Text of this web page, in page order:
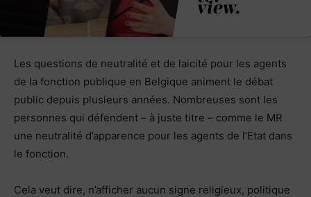
Les questions de neutralité et de laicité pour les agents
de la fonction publique en Belgique animent le débat
public depuis plusieurs années. Nombreuses sont les
personnes qui défendent – à juste titre – comme le MR
une neutralité d’apparence pour les agents de l’Etat dans
le fonction.
Cela veut dire, n’afficher aucun signe religieux, politique